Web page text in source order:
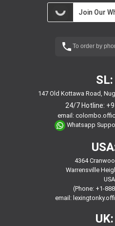
Join Our
To order by
SL:
147 Old Kottawa Road,
24/7 Hotline:
email:
Whatsapp
4364
Warrensville
USA
(Phone: +1-
email:
UK: